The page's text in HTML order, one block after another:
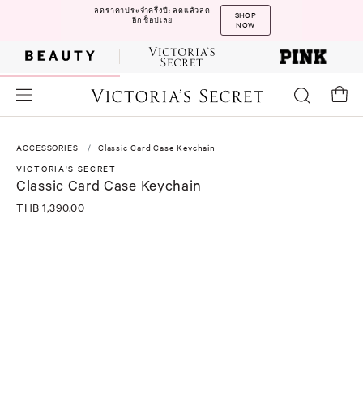
ลดราคาประจำครึ่งปี: ลดแล้วลด
อีก ช็อปเลย
SHOP
NOW
ACCESSORIES
Classic Card Case Keychain
VICTORIA'S SECRET
Classic Card Case Keychain
THB 1,390.00